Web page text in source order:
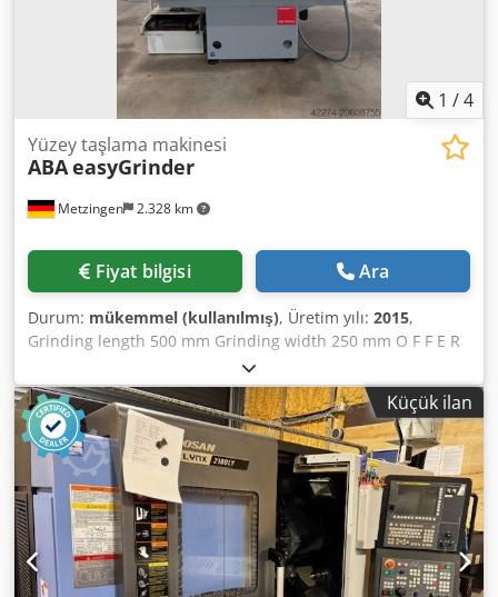
1 /4
Metzingen 2.328 km
Yüzey taşlama makinesi
ABAeasyGrinder
Fiyat bilgisi Ara
Durum: mükemmel (kullanılmış), Üretim yılı: 2015,
Grinding length 500 mm Grinding width 250 mm O F F E R
We can offer you, subject to prior sale and errors excepted,
the following machine from stock without obligation: ABA
Universal Surface Grinding Machine "made in Germany"
Type: easyGrinder 5 Year of manufacture: 2015 _____ Max.
grinding length (table longitudinal travel 600 mm): 500 mm
Max. grinding width (cross travel 300 mm): 250 mm
Grinding height under wheel with / without magnetic
chuck: 400 / 420 mm Max. vertical movement: 550 mm
Distance table – spindle center min. / max.: 100 / 650 mm
Magnetic chuck size: 500 x 250 mm Max. table load: 400 kg
Küçük ilan